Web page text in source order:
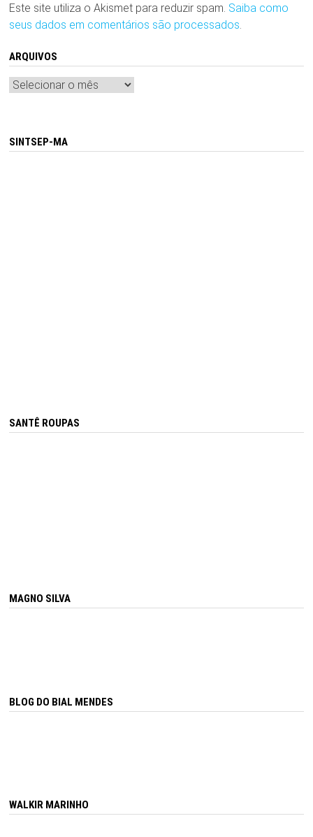
Este site utiliza o Akismet para reduzir spam. Saiba como
seus dados em comentários são processados.
ARQUIVOS
Arquivos
SINTSEP-MA
SANTÊ ROUPAS
MAGNO SILVA
BLOG DO BIAL MENDES
WALKIR MARINHO